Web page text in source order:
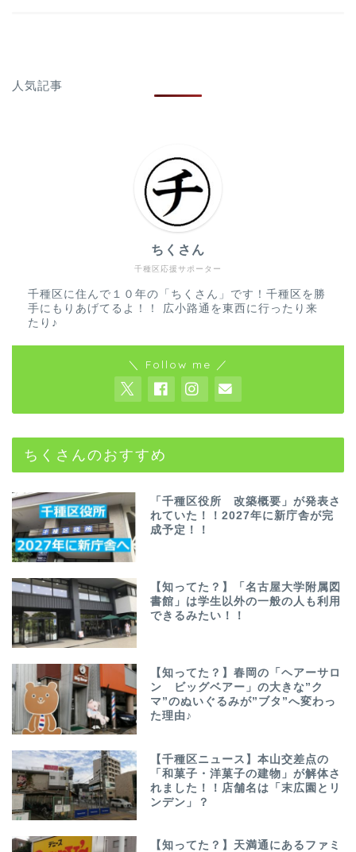
人気記事
千種区応援サポーター
ちくさん
千種区に住んで１０年の「ちくさん」です！千種区を勝
手にもりあげてるよ！！ 広小路通を東西に行ったり来
たり♪
＼ Follow me ／
ちくさんのおすすめ
「千種区役所 改築概要」が発表さ
れていた！！2027年に新庁舎が完
成予定！！
【知ってた？】「名古屋大学附属図
書館」は学生以外の一般の人も利用
できるみたい！！
【知ってた？】春岡の「ヘアーサロ
ン ビッグベアー」の大きな”ク
マ”のぬいぐるみが”ブタ”へ変わっ
た理由♪
【千種区ニュース】本山交差点の
「和菓子・洋菓子の建物」が解体さ
れました！！店舗名は「末広園とリ
ンデン」？
【知ってた？】天満通にあるファミ